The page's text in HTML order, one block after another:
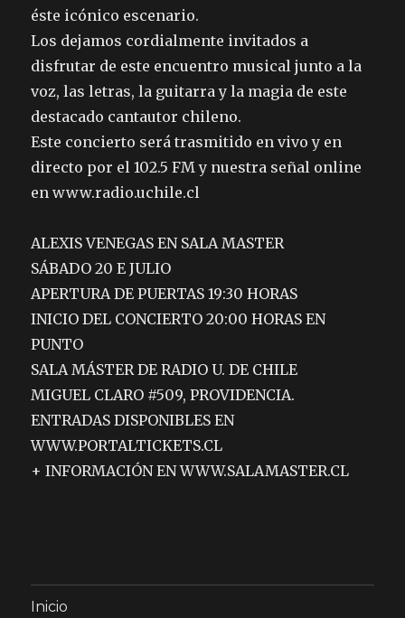
éste icónico escenario.
Los dejamos cordialmente invitados a
disfrutar de este encuentro musical junto a la
voz, las letras, la guitarra y la magia de este
destacado cantautor chileno.
Este concierto será trasmitido en vivo y en
directo por el 102.5 FM y nuestra señal online
en www.radio.uchile.cl
ALEXIS VENEGAS EN SALA MASTER
SÁBADO 20 E JULIO
APERTURA DE PUERTAS 19:30 HORAS
INICIO DEL CONCIERTO 20:00 HORAS EN
PUNTO
SALA MÁSTER DE RADIO U. DE CHILE
MIGUEL CLARO #509, PROVIDENCIA.
ENTRADAS DISPONIBLES EN
WWW.PORTALTICKETS.CL
+ INFORMACIÓN EN WWW.SALAMASTER.CL
Inicio